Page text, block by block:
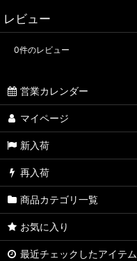
レビュー
0件のレビュー
営業カレンダー
マイページ
新入荷
再入荷
商品カテゴリ一覧
お気に入り
最近チェックしたアイテム